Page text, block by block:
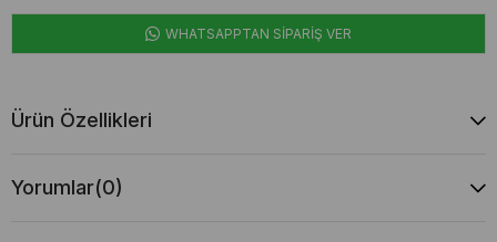
WHATSAPPTAN SİPARİŞ VER
Ürün Özellikleri
Yorumlar(0)